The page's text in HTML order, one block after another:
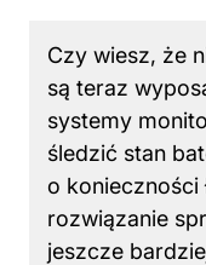
Czy wiesz, że
są teraz
systemy
śledzić stan
o konieczności
rozwiązanie
jeszcze